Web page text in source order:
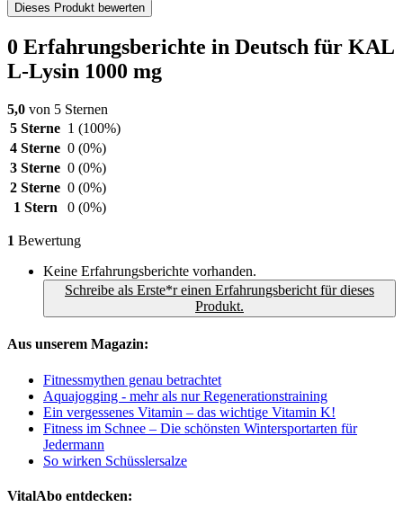
Dieses Produkt bewerten
0 Erfahrungsberichte in Deutsch für KAL
L-Lysin 1000 mg
5,0 von 5 Sternen
5 Sterne 1 (100%)
4 Sterne 0 (0%)
3 Sterne 0 (0%)
2 Sterne 0 (0%)
1 Stern
0 (0%)
1 Bewertung
Keine Erfahrungsberichte vorhanden.
Schreibe als Erste*r einen Erfahrungsbericht für dieses
Produkt.
Aus unserem Magazin:
Fitnessmythen genau betrachtet
Aquajogging - mehr als nur Regenerationstraining
Ein vergessenes Vitamin – das wichtige Vitamin K!
Fitness im Schnee – Die schönsten Wintersportarten für
Jedermann
So wirken Schüsslersalze
VitalAbo entdecken: